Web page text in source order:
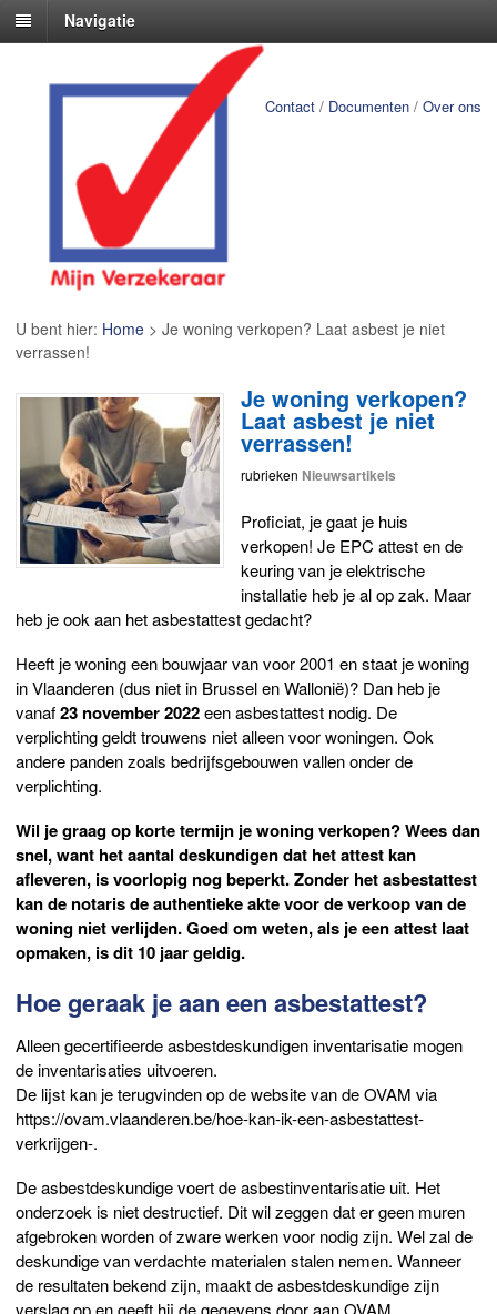
Navigatie
Contact / Documenten / Over ons
U bent hier: Home > Je woning verkopen? Laat asbest je niet
verrassen!
Je woning verkopen?
Laat asbest je niet
verrassen!
rubrieken Nieuwsartikels
Proficiat, je gaat je huis
verkopen! Je EPC attest en de
keuring van je elektrische
installatie heb je al op zak. Maar
heb je ook aan het asbestattest gedacht?
Heeft je woning een bouwjaar van voor 2001 en staat je woning
in Vlaanderen (dus niet in Brussel en Wallonië)? Dan heb je
vanaf23 november 2022een asbestattest nodig. De
verplichting geldt trouwens niet alleen voor woningen. Ook
andere panden zoals bedrijfsgebouwen vallen onder de
verplichting.
Wil je graag op korte termijn je woning verkopen? Wees dan
snel, want het aantal deskundigen dat het attest kan
afleveren, is voorlopig nog beperkt. Zonder het asbestattest
kan de notaris de authentieke akte voor de verkoop van de
woning niet verlijden. Goed om weten, als je een attest laat
opmaken, is dit 10 jaar geldig.
Hoe geraak je aan een asbestattest?
Alleen gecertifieerde asbestdeskundigen inventarisatie mogen
de inventarisaties uitvoeren.
De lijst kan je terugvinden op de website van de OVAM via
https://ovam.vlaanderen.be/hoe-kan-ik-een-asbestattest-
verkrijgen-.
De asbestdeskundige voert de asbestinventarisatie uit. Het
onderzoek is niet destructief. Dit wil zeggen dat er geen muren
afgebroken worden of zware werken voor nodig zijn. Wel zal de
deskundige van verdachte materialen stalen nemen. Wanneer
de resultaten bekend zijn, maakt de asbestdeskundige zijn
verslag op en geeft hij de gegevens door aan OVAM.